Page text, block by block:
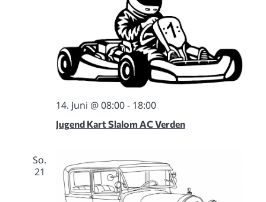
Jugend Kart Slalom AC Verden
14. Juni @ 08:00- 18:00
So.
21